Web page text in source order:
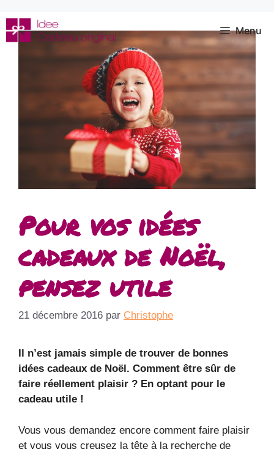
au
contenu
Menu
Pour vos idées
cadeaux de Noël,
pensez utile
21 décembre 2016 par Christophe
Il n’est jamais simple de trouver de bonnes
idées cadeaux de Noël. Comment être sûr de
faire réellement plaisir ? En optant pour le
cadeau utile !
Vous vous demandez encore comment faire plaisir
et vous vous creusez la tête à la recherche de